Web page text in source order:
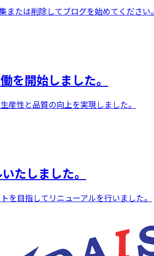
たは削除してブログを始めてください。
を開始しました。
産性と品質の向上を実現しました。
たしました。
を目指してリニューアルを行いました。